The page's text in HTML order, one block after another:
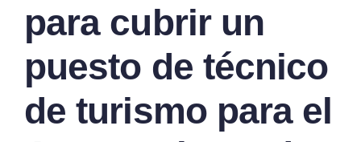
para cubrir un
puesto de técnico
de turismo para el